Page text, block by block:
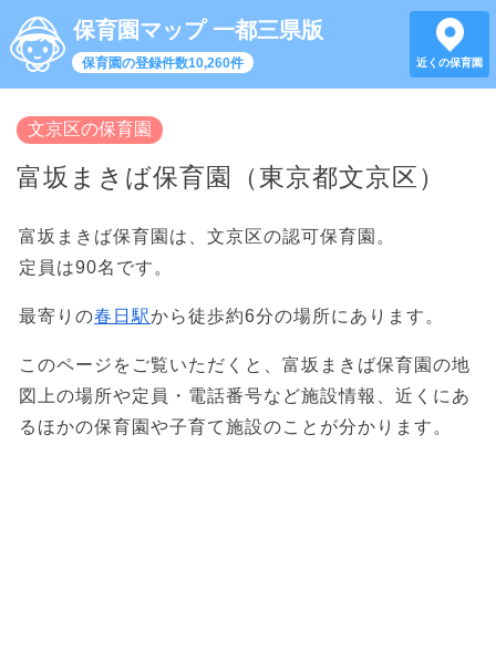
保育園マップ 一都三県版
保育園の登録件数10,260件 近くの保育園
文京区の保育園
富坂まきば保育園（東京都文京区）
富坂まきば保育園は、文京区の認可保育園。
定員は90名です。
最寄りの春日駅から徒歩約6分の場所にあります。
このページをご覧いただくと、富坂まきば保育園の地
図上の場所や定員・電話番号など施設情報、近くにあ
るほかの保育園や子育て施設のことが分かります。